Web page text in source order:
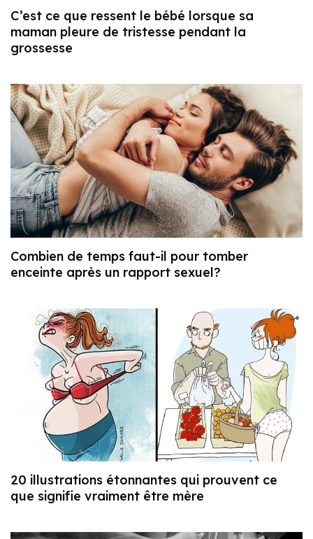
C’est ce que ressent le bébé lorsque sa
maman pleure de tristesse pendant la
grossesse
Combien de temps faut-il pour tomber
enceinte après un rapport sexuel?
20 illustrations étonnantes qui prouvent ce
que signifie vraiment être mère